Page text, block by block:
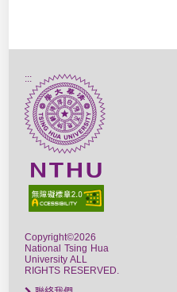
:::
Copyright©2026
National Tsing Hua
University ALL
RIGHTS RESERVED.